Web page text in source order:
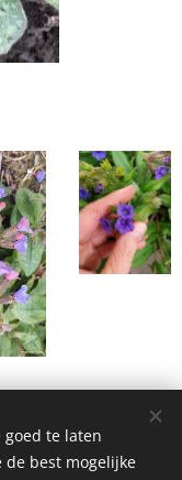
goed te laten
best mogelijke